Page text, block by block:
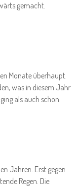
gemacht.
Monate überhaupt.
was in diesem Jahr
als auch schon.
Jahren. Erst gegen
Regen. Die